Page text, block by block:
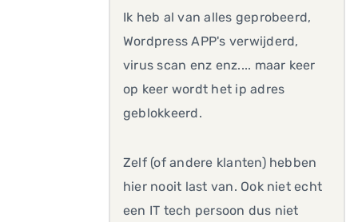
Ik heb al van alles geprobeerd,
Wordpress APP's verwijderd,
virus scan enz enz.... maar keer
op keer wordt het ip adres
geblokkeerd.
Zelf (of andere klanten) hebben
hier nooit last van. Ook niet echt
een IT tech persoon dus niet